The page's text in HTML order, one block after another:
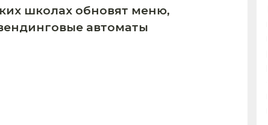
школах обновят меню,
автоматы